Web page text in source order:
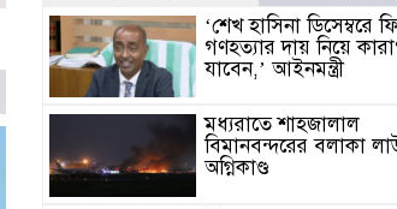
‘শেখ হাসিনা ডিসেম্বরে
গণহত্যার দায় নিয়ে
যাবেন,’ আইনমন্ত্রী
মধ্যরাতে শাহজালাল
বিমানবন্দরের বলাকা
অগ্নিকাণ্ড